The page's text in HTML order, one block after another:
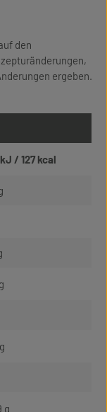
den
ergeben.
/ 127 kcal
g